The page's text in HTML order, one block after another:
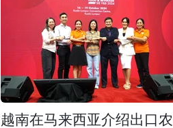
越南在马来西亚介绍出口农